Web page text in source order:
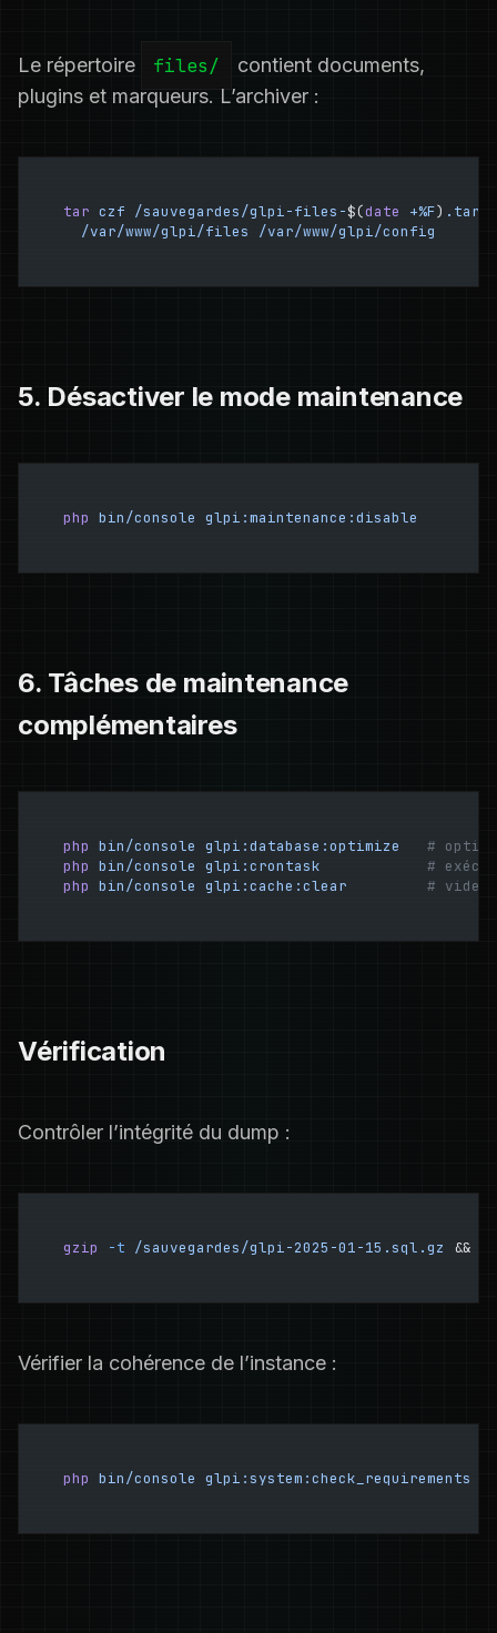
Le répertoire files/
contient documents,
plugins et marqueurs. L’archiver :
tar czf /sauvegardes/glpi-files-$(date +%F)
  /var/www/glpi/files
/var/www/glpi/config
5. Désactiver le mode maintenance
php bin/console glpi:maintenance:disable
6. Tâches de maintenance
complémentaires
php bin/console glpi:database:optimize
#
php bin/console glpi:crontask
#
php bin/console glpi:cache:clear
# vide
Vérification
Contrôler l’intégrité du dump :
gzip -t /sauvegardes/glpi-2025-01-15.sql.gz &&
Vérifier la cohérence de l’instance :
php bin/console glpi:system:check_requirements